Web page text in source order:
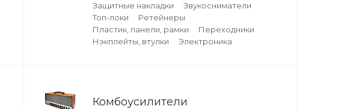
Защитные накладки
Звукосниматели
Топ-локи
Ретейнеры
Пластик, панели, рамки
Переходники
Нэкплейты, втулки
Электроника
Комбоусилители